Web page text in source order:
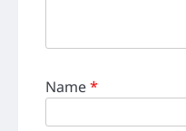
Name*